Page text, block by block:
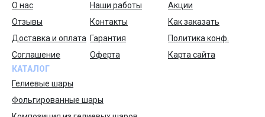
О нас
Наши работы
Акции
Отзывы
Контакты
Как заказать
Доставка и оплата Гарантия
Политика конф.
Соглашение
Оферта
Карта сайта
КАТАЛОГ
Гелиевые шары
Фольгированные шары